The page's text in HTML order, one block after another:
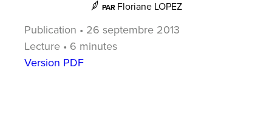
PAR Floriane LOPEZ
Publication • 26 septembre 2013
Lecture • 6 minutes
Version PDF